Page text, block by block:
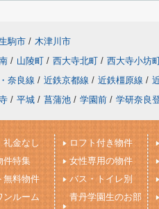
駒市 / 木津川市
/ 山陵町 / 西大寺北町 / 西大寺小坊
奈良線 / 近鉄京都線 / 近鉄橿原線 /
/ 平城 / 菖蒲池 / 学園前 / 学研奈良
礼金なし
件特集
無料物件
ンルーム
ロフト付き物件
女性専用の物件
バス・トイレ別
青丹学園生のお部